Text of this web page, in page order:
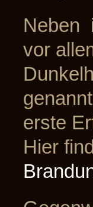
Neben
vor
erste
Hier